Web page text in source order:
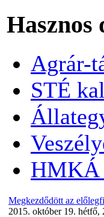
Hasznos
Agrár-
STÉ
HMKÁ
Megkezdődött az
2015. október 19. hétfő,